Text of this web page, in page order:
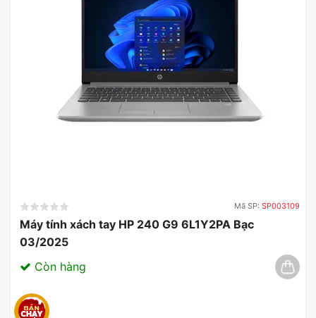
Mã SP: SP003109
Máy tính xách tay HP 240 G9 6L1Y2PA Bạc
03/2025
Còn hàng